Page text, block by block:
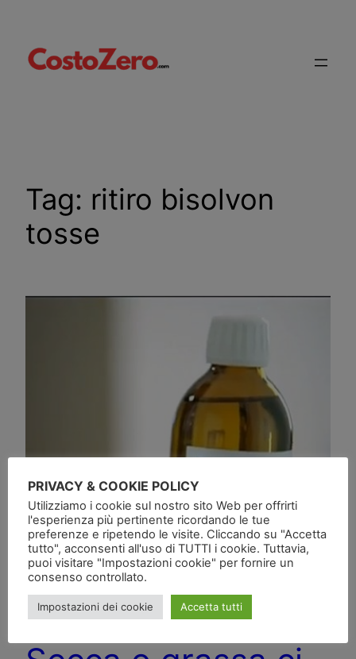
contenuto
Tag: ritiro bisolvon
tosse
PRIVACY & COOKIE POLICY
Utilizziamo i cookie sul nostro sito Web per offrirti
l'esperienza più pertinente ricordando le tue
preferenze e ripetendo le visite. Cliccando su "Accetta
tutto", acconsenti all'uso di TUTTI i cookie. Tuttavia,
puoi visitare "Impostazioni cookie" per fornire un
consenso controllato.
Impostazioni dei cookie Accetta tutti